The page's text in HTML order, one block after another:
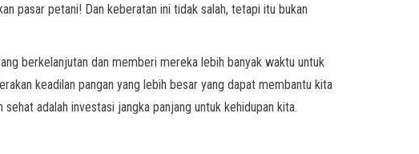
pasar petani! Dan keberatan ini tidak salah, tetapi itu bukan
berkelanjutan dan memberi mereka lebih banyak waktu untuk
keadilan pangan yang lebih besar yang dapat membantu kita
adalah investasi jangka panjang untuk kehidupan kita.